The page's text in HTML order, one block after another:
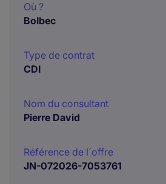
Où ?
Bolbec
Type de contrat
CDI
Nom du consultant
Pierre David
Référence de l´offre
JN-072026-7053761